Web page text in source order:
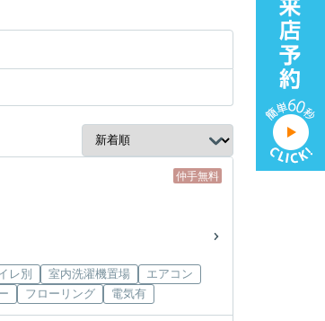
仲手無料
レ別 室内洗濯機置場
エアコン
フローリング 電気有